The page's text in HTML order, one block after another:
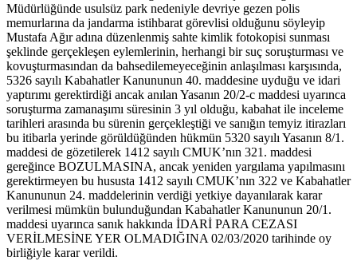
Müdürlüğünde usulsüz park nedeniyle devriye gezen polis
memurlarına da jandarma istihbarat görevlisi olduğunu söyleyip
Mustafa Ağır adına düzenlenmiş sahte kimlik fotokopisi sunması
şeklinde gerçekleşen eylemlerinin, herhangi bir suç soruşturması ve
kovuşturmasından da bahsedilemeyeceğinin anlaşılması karşısında,
5326 sayılı Kabahatler Kanununun 40. maddesine uyduğu ve idari
yaptırımı gerektirdiği ancak anılan Yasanın 20/2-c maddesi uyarınca
soruşturma zamanaşımı süresinin 3 yıl olduğu, kabahat ile inceleme
tarihleri arasında bu sürenin gerçekleştiği ve sanığın temyiz itirazları
bu itibarla yerinde görüldüğünden hükmün 5320 sayılı Yasanın 8/1.
maddesi de gözetilerek 1412 sayılı CMUK’nın 321. maddesi
gereğince BOZULMASINA, ancak yeniden yargılama yapılmasını
gerektirmeyen bu hususta 1412 sayılı CMUK’nın 322 ve Kabahatler
Kanununun 24. maddelerinin verdiği yetkiye dayanılarak karar
verilmesi mümkün bulunduğundan Kabahatler Kanununun 20/1.
maddesi uyarınca sanık hakkında İDARİ PARA CEZASI
VERİLMESİNE YER OLMADIĞINA 02/03/2020 tarihinde oy
birliğiyle karar verildi.